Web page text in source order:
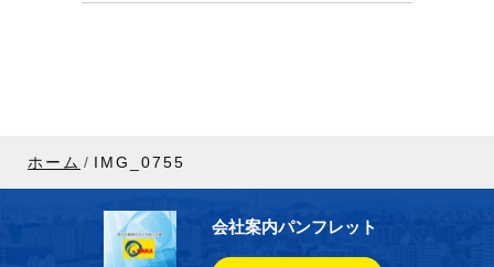
ホーム IMG_0755
会社案内パンフレット